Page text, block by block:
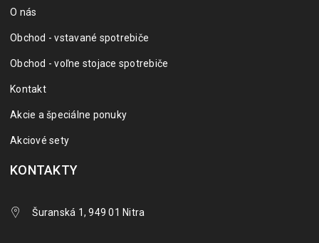
O nás
Obchod - vstavané spotrebiče
Obchod - voľne stojace spotrebiče
Kontakt
Akcie a špeciálne ponuky
Akciové sety
KONTAKTY
Šuranská 1, 949 01 Nitra